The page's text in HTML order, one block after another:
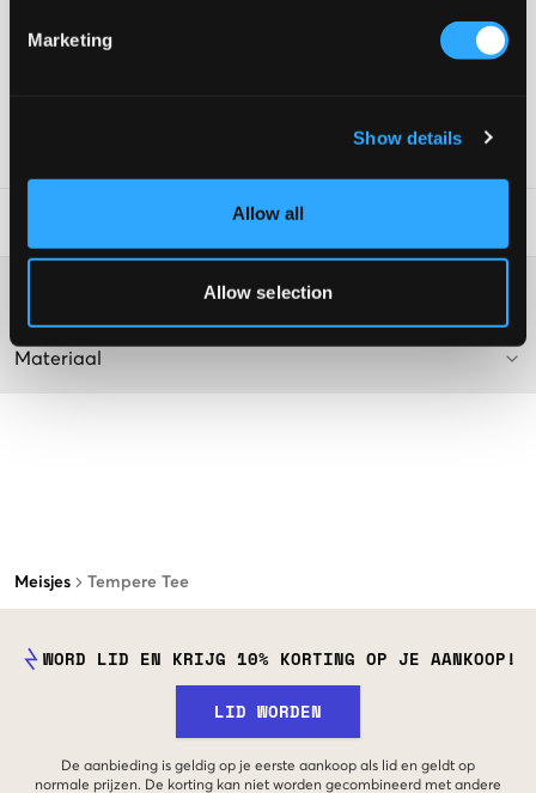
Marketing
Show details
Allow all
Allow selection
Meisjes Tempere Tee
Top
Materiaal
WORD LID EN KRIJG 10% KORTING OP JE AANKOOP!
LID WORDEN
De aanbieding is geldig op je eerste aankoop als lid en geldt op
normale prijzen. De korting kan niet worden gecombineerd met andere